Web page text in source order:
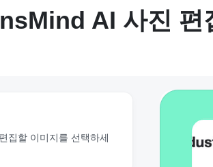
AI 사진 편
집할 이미지를 선택하세